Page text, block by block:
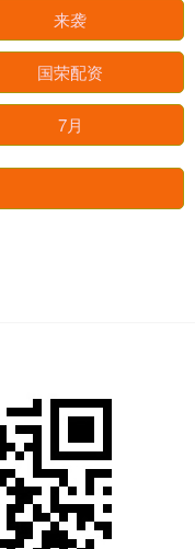
来袭
国荣配资
7月